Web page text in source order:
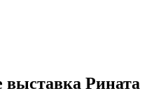
Рината